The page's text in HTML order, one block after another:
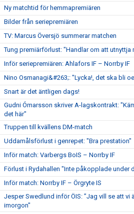
Ny matchtid för hemmapremiären
Bilder från seriepremiären
TV: Marcus Översjö summerar matchen
Tung premiärförlust: "Handlar om att utnyttja
Inför seriepremiären: Ahlafors IF – Norrby IF
Nino Osmanagi&#263;: "Lycka!, det ska bli
Snart är det äntligen dags!
Gudni Ómarsson skriver A-lagskontrakt:
det här"
Truppen till kvällens DM-match
Uddamålsförlust i genrepet: "Bra prestation"
Inför match: Varbergs BoIS – Norrby IF
Förlust i Rydahallen "Inte påkopplade under
Inför match: Norrby IF – Örgryte IS
Jesper Swedlund inför ÖIS: ”Jag vill se att vi
imorgon"